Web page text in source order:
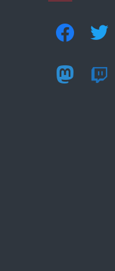
facebook twitter
mastodon twitch